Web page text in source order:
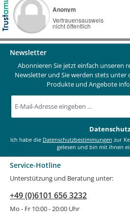
Newsletter
Abonnieren Sie jetzt einfach unseren
Newsletter und Sie werden stets unter
Produkte und Angebote
Mail-
Datenschutz
Ich habe die Datenschutzbestimmungen zur
gelesen und bin mit ihnen
Service-Hotline
Unterstützung und Beratung unter:
+49 (0)6101 656 3232
Mo - Fr 10:00 - 20:00 Uhr